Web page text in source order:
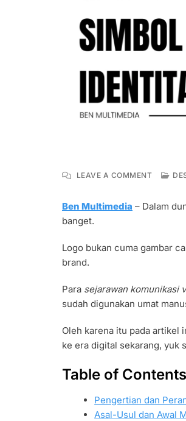
LEAVE A COMMENTON
DARI
HINGGA
Ben Multimedia – Dalam
banget.
Logo bukan cuma gambar
brand.
Para sejarawan komunikasi
sudah digunakan umat
Oleh karena itu pada artikel
ke era digital sekarang, yuk
Table of Contents
Pengertian dan
Asal-Usul dan Awal